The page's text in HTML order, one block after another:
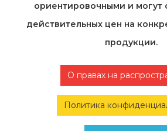
ориентировочными и могут
действительных цен на
продукции.
О правах на
Политика